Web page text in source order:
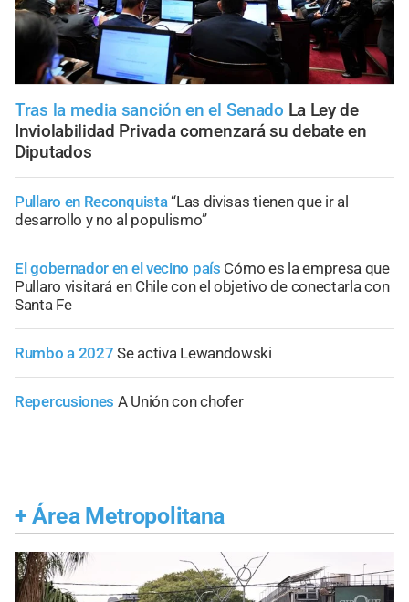
Tras la media sanción en el Senado La Ley de
Inviolabilidad Privada comenzará su debate en
Diputados
Pullaro en Reconquista“Las divisas tienen que ir al
desarrollo y no al populismo”
El gobernador en el vecino país Cómo es la empresa que
Pullaro visitará en Chile con el objetivo de conectarla con
Santa Fe
Rumbo a 2027 Se activa Lewandowski
Repercusiones A Unión con chofer
+ Área Metropolitana